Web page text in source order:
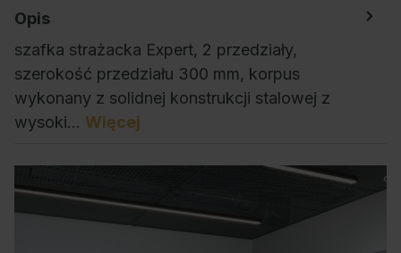
Opis
szafka strażacka Expert, 2 przedziały,
szerokość przedziału 300 mm, korpus
wykonany z solidnej konstrukcji stalowej z
wysoki… Więcej